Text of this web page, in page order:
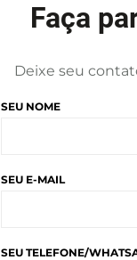
Faça
Deixe seu
SEU NOME
SEU E-MAIL
SEU TELEFONE/